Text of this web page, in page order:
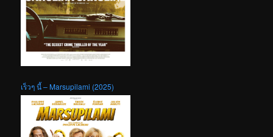
เร็วๆ นี้ – Marsupilami (2025)